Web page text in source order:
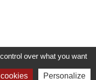
over what you want
Personalize